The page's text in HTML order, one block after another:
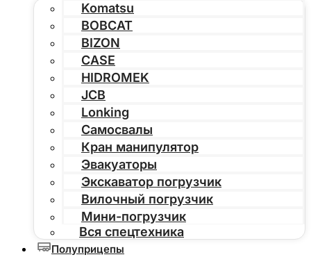
Komatsu
BOBCAT
BIZON
CASE
HIDROMEK
JCB
Lonking
Самосвалы
Кран манипулятор
Эвакуаторы
Экскаватор погрузчик
Вилочный погрузчик
Мини-погрузчик
Вся спецтехника
Полуприцепы